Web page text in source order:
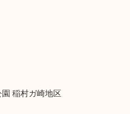
稲村ガ崎地区